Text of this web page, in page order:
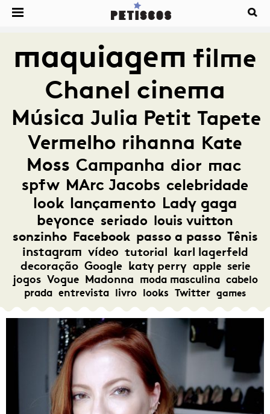
maquiagem filme
Chanel cinema
Música Julia Petit Tapete
Vermelho rihanna Kate
Moss Campanha dior mac
spfw MArc Jacobs celebridade
look lançamento Lady gaga
beyonce seriado louis vuitton
sonzinho Facebook passo a passo Tênis
instagram vídeo tutorial karl lagerfeld
decoração Google katy perry apple serie
jogos Vogue Madonna moda masculina cabelo
prada entrevista livro looks Twitter games